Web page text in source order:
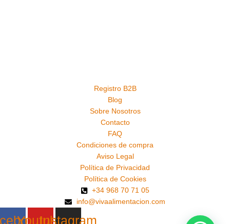
Registro B2B
Blog
Sobre Nosotros
Contacto
FAQ
Condiciones de compra
Aviso Legal
Política de Privacidad
Política de Cookies
+34 968 70 71 05
info@vivaalimentacion.com
YoutubeInstagram